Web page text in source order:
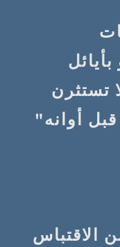
تستثرن
أوانه"
الاقتباس